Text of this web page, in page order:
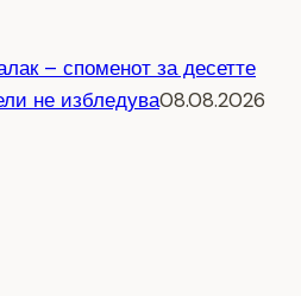
– споменот за десетте
не избледува08.08.2026